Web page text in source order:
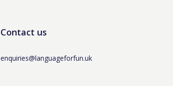
Contact us
enquiries@languageforfun.uk